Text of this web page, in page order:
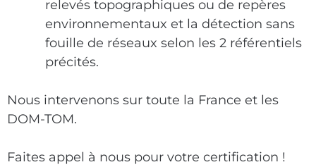
relevés topographiques ou de repères
environnementaux et la détection sans
fouille de réseaux selon les 2 référentiels
précités.
Nous intervenons sur toute la France et les
DOM-TOM.
Faites appel à nous pour votre certification !